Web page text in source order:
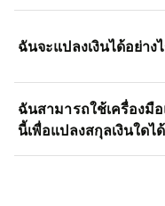
ฉันจะแปลงเงินได้อย่าง
ฉันสามารถใช้เครื่องมื
นี้เพื่อแปลงสกุลเงินใดไ